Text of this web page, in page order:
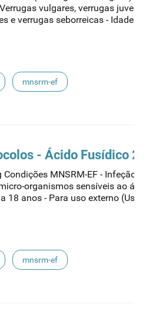
vulgares, verrugas juvenis
e verrugas seborreicas - Idade
mnsrm-ef
- Ácido Fusídico
MNSRM-EF - Infeção
organismos sensíveis ao
18 anos - Para uso externo (Uso
mnsrm-ef